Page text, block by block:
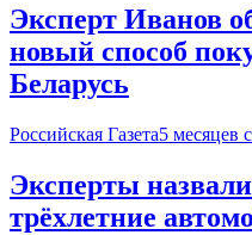
Эксперт Иванов
новый способ
Беларусь
Российская Газета5 месяцев
Эксперты
трёхлетние